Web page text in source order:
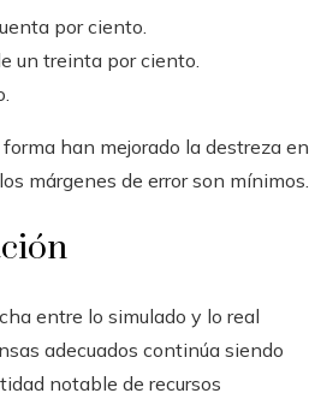
por ciento.
un treinta por ciento.
han mejorado la destreza en
márgenes de error son mínimos.
entre lo simulado y lo real
adecuados continúa siendo
notable de recursos